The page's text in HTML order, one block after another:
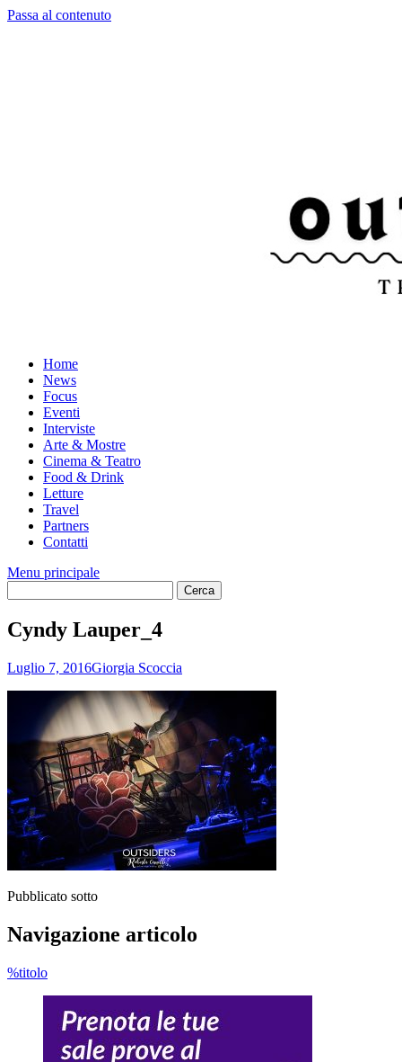
Passa al contenuto
Home
News
Focus
Eventi
Interviste
Arte & Mostre
Cinema & Teatro
Food & Drink
Letture
Travel
Partners
Contatti
Menu principale
Cyndy Lauper_4
Luglio 7, 2016Giorgia Scoccia
Pubblicato sotto
Navigazione articolo
%titolo